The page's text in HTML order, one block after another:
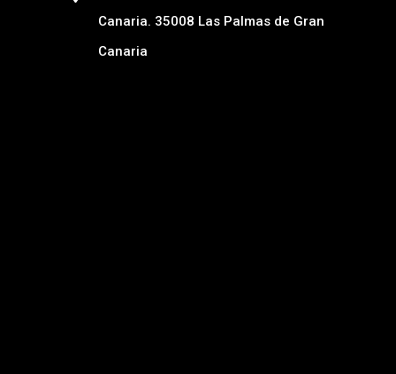
Canaria. 35008 Las Palmas de Gran
Canaria